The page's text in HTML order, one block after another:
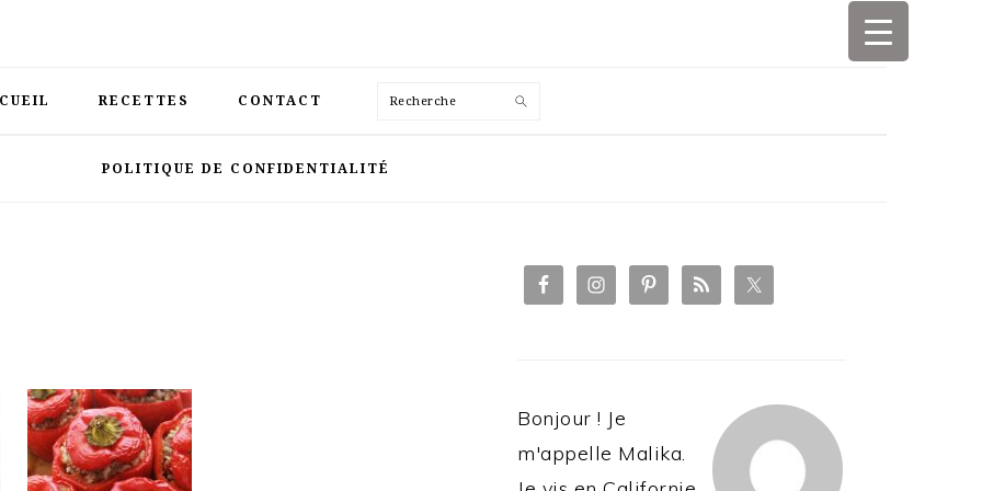
RECETTES CONTACT Recherche
POLITIQUE DE CONFIDENTIALITÉ
PRIMARY
SIDEBAR
Bonjour ! Je
m'appelle Malika.